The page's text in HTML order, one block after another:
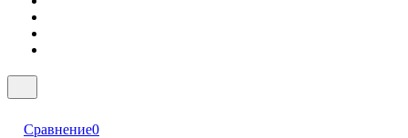
Сравнение0